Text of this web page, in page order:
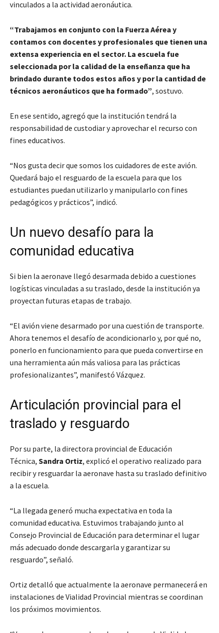
vinculados a la actividad aeronáutica.
“Trabajamos en conjunto con la Fuerza Aérea y
contamos con docentes y profesionales que tienen una
extensa experiencia en el sector. La escuela fue
seleccionada por la calidad de la enseñanza que ha
brindado durante todos estos años y por la cantidad de
técnicos aeronáuticos que ha formado”, sostuvo.
En ese sentido, agregó que la institución tendrá la
responsabilidad de custodiar y aprovechar el recurso con
fines educativos.
“Nos gusta decir que somos los cuidadores de este avión.
Quedará bajo el resguardo de la escuela para que los
estudiantes puedan utilizarlo y manipularlo con fines
pedagógicos y prácticos”, indicó.
Un nuevo desafío para la
comunidad educativa
Si bien la aeronave llegó desarmada debido a cuestiones
logísticas vinculadas a su traslado, desde la institución ya
proyectan futuras etapas de trabajo.
“El avión viene desarmado por una cuestión de transporte.
Ahora tenemos el desafío de acondicionarlo y, por qué no,
ponerlo en funcionamiento para que pueda convertirse en
una herramienta aún más valiosa para las prácticas
profesionalizantes”, manifestó Vázquez.
Articulación provincial para el
traslado y resguardo
Por su parte, la directora provincial de Educación
Técnica, Sandra Ortiz, explicó el operativo realizado para
recibir y resguardar la aeronave hasta su traslado definitivo
a la escuela.
“La llegada generó mucha expectativa en toda la
comunidad educativa. Estuvimos trabajando junto al
Consejo Provincial de Educación para determinar el lugar
más adecuado donde descargarla y garantizar su
resguardo”, señaló.
Ortiz detalló que actualmente la aeronave permanecerá en
instalaciones de Vialidad Provincial mientras se coordinan
los próximos movimientos.